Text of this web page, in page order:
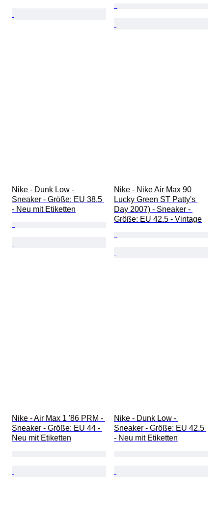
Nike - Dunk Low -
Sneaker - Größe: EU 38.5
- Neu mit Etiketten
Nike - Nike Air Max 90
Lucky Green ST Patty's
Day 2007) - Sneaker -
Größe: EU 42.5 - Vintage
Nike - Air Max 1 '86 PRM -
Sneaker - Größe: EU 44 -
Neu mit Etiketten
Nike - Dunk Low -
Sneaker - Größe: EU 42.5
- Neu mit Etiketten